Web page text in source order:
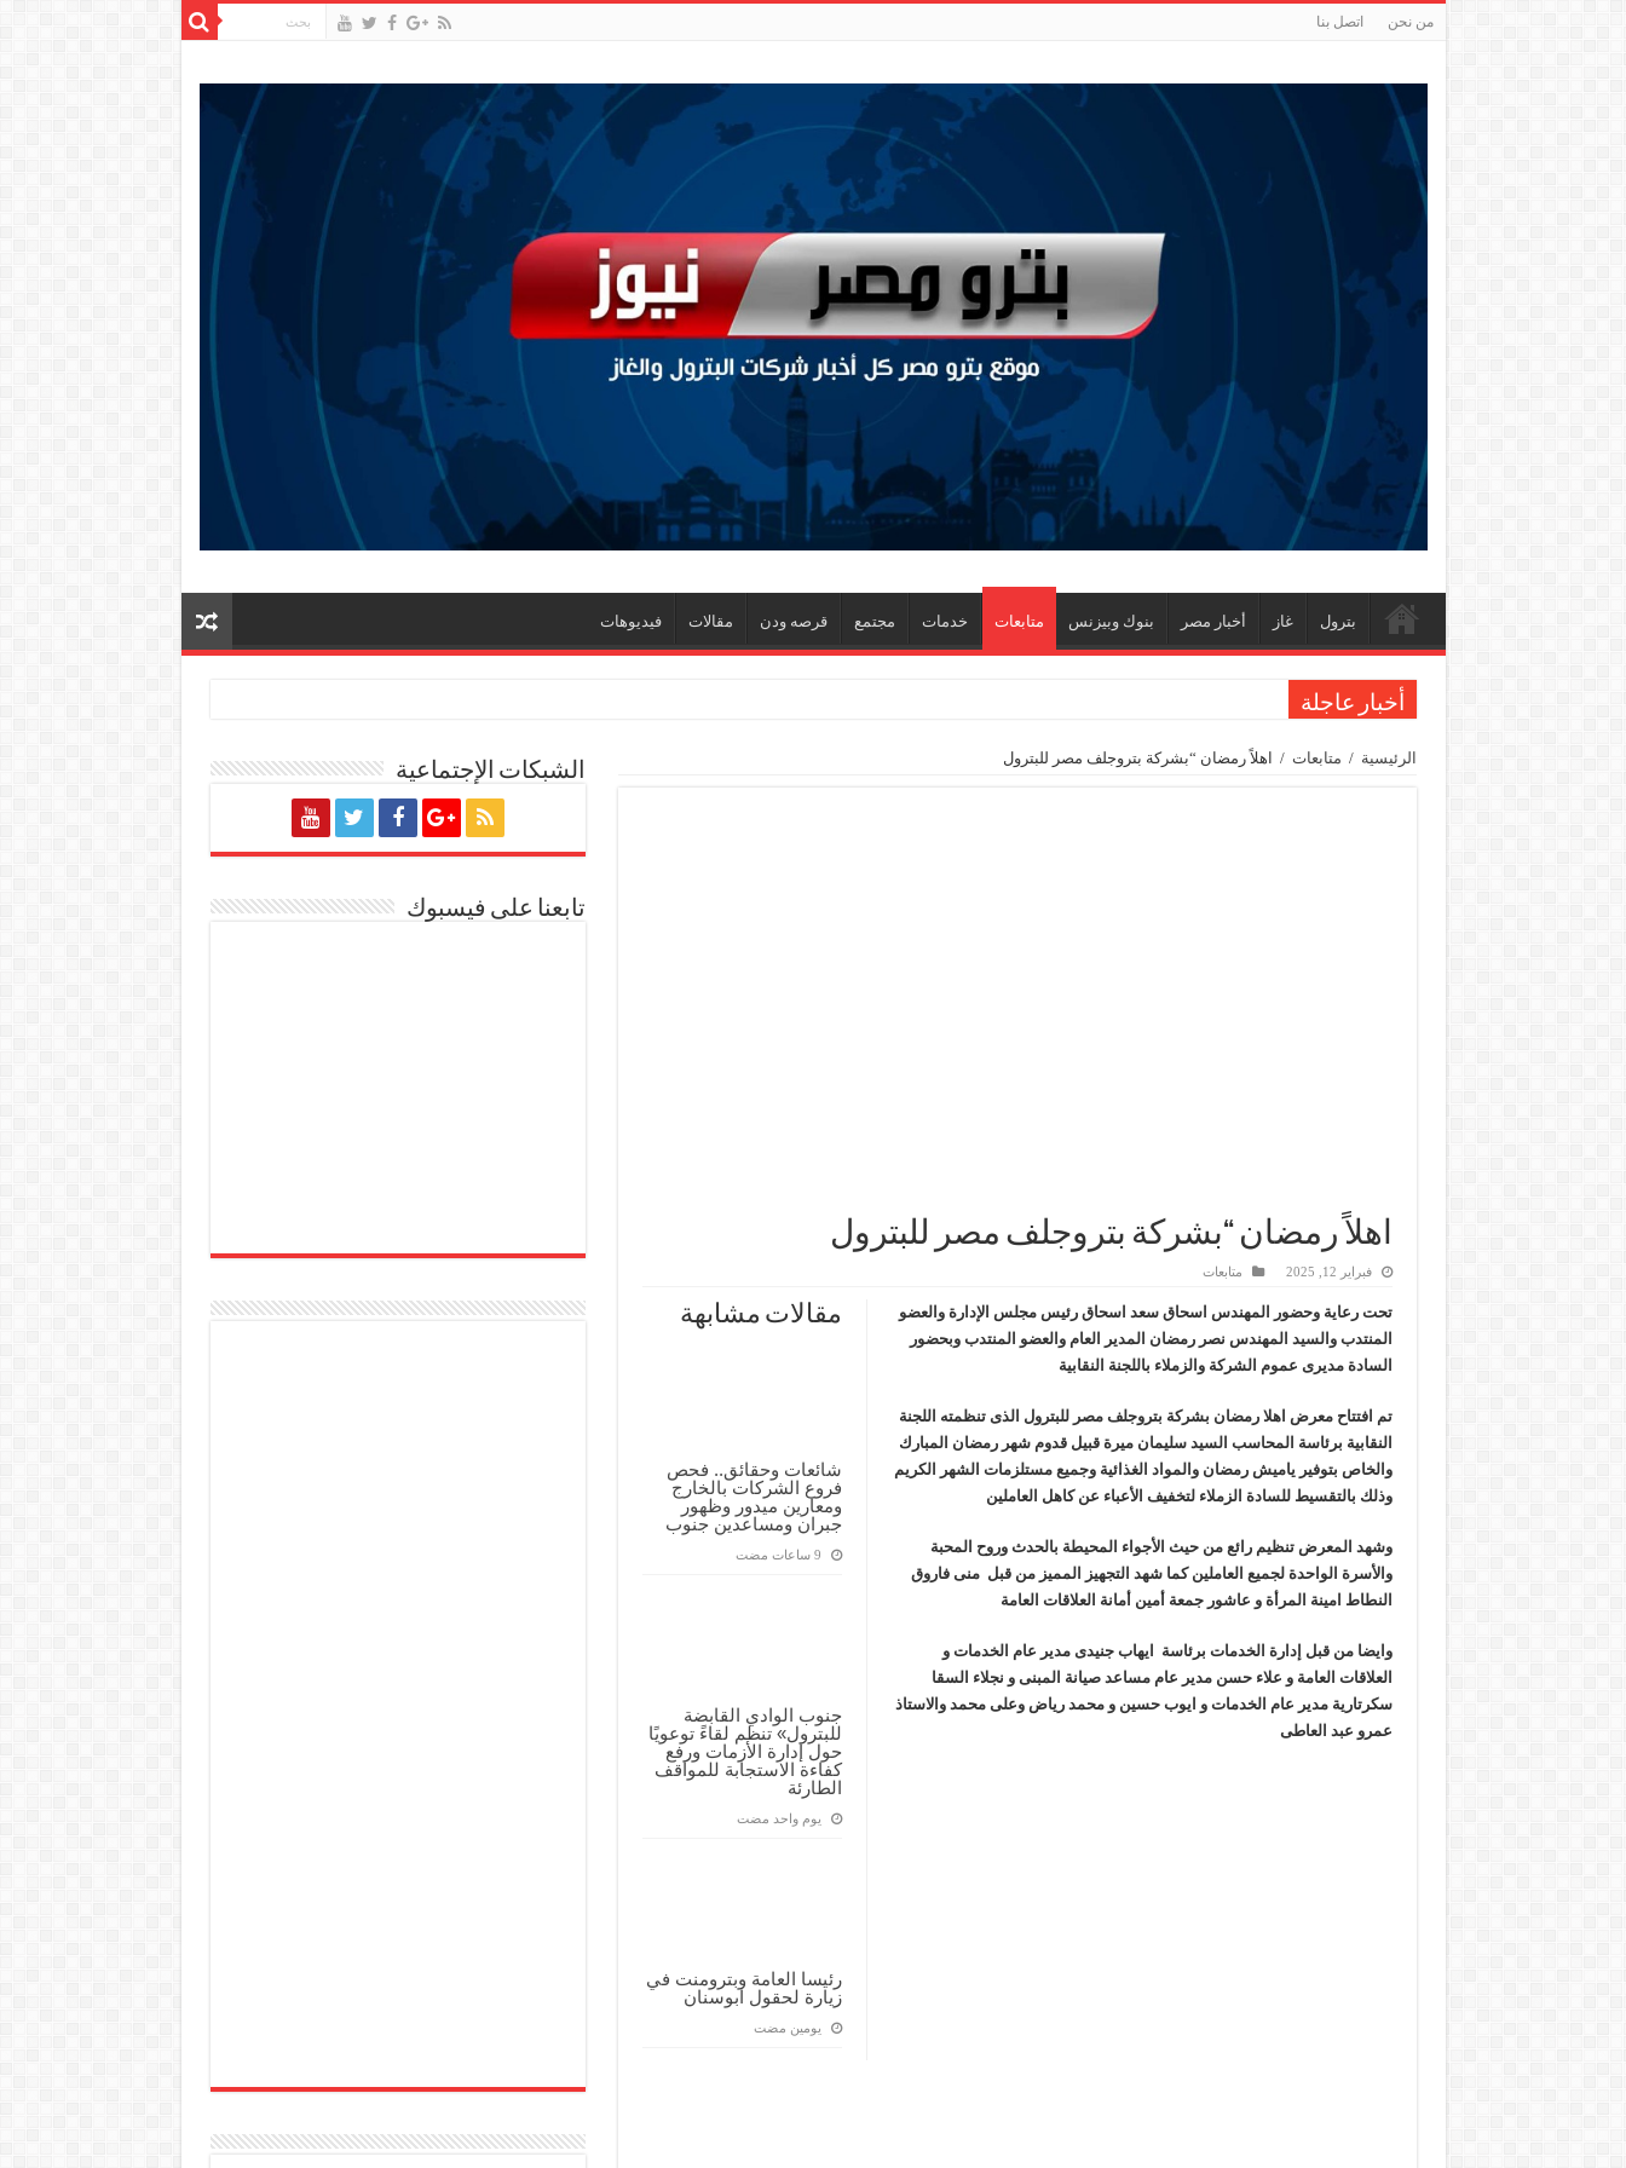
من نحن اتصل بنا
بترول غاز أخبار مصر بنوك وبيزنس متابعات خدمات مجتمع قرصه ودن مقالات فيديوهات
أخبار عاجلة
وزيرا التخطيط والتنمية الاقتصادية والبترول والثروة المعدنية يبحثان جهود تحقيق أمن الطاقة ضمن خطة التنمية الاقتصادية والاجتماعية للعام المالي ٢٠٢٧/٢٠٢٦
الرئيسية / متابعات / اهلاً رمضان “بشركة بتروجلف مصر للبترول
اهلاً رمضان “بشركة بتروجلف مصر للبترول
فبراير 12, 2025 متابعات
مقالات مشابهة
شائعات وحقائق.. فحص
فروع الشركات بالخارج
ومعارين ميدور وظهور
جبران ومساعدين جنوب
جنوب الوادي القابضة
للبترول» تنظم لقاءً توعويًا
حول إدارة الأزمات ورفع
كفاءة الاستجابة للمواقف
الطارئة
‏يوم واحد مضت
رئيسا العامة وبترومنت في
زيارة لحقول ابوسنان
‏يومين مضت
تحت رعاية وحضور المهندس اسحاق سعد اسحاق رئيس مجلس الإدارة والعضو
المنتدب والسيد المهندس نصر رمضان المدير العام والعضو المنتدب وبحضور
السادة مديرى عموم الشركة والزملاء باللجنة النقابية
تم افتتاح معرض اهلا رمضان بشركة بتروجلف مصر للبترول الذى تنظمته اللجنة
النقابية برئاسة المحاسب السيد سليمان ميرة قبيل قدوم شهر رمضان المبارك
والخاص بتوفير ياميش رمضان والمواد الغذائية وجميع مستلزمات الشهر الكريم
وذلك بالتقسيط للسادة الزملاء لتخفيف الأعباء عن كاهل العاملين
وشهد المعرض تنظيم رائع من حيث الأجواء المحيطة بالحدث وروح المحبة
والأسرة الواحدة لجميع العاملين كما شهد التجهيز المميز من قبل منى فاروق
النطاط امينة المرأة و عاشور جمعة أمين أمانة العلاقات العامة
وايضا من قبل إدارة الخدمات برئاسة ايهاب جنيدى مدير عام الخدمات و
العلاقات العامة و علاء حسن مدير عام مساعد صيانة المبنى و نجلاء السقا
سكرتارية مدير عام الخدمات و ايوب حسين و محمد رياض وعلى محمد والاستاذ
عمرو عبد العاطى
الشبكات الإجتماعية
تابعنا على فيسبوك